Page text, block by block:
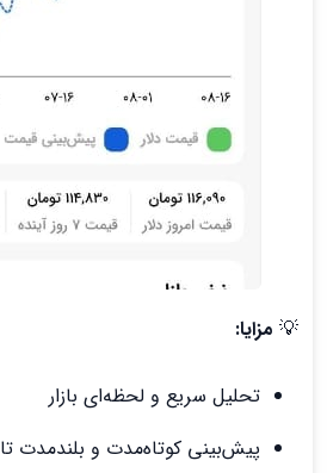
💡 مزایا:
تحلیل سریع و لحظه‌ای بازار
پیش‌بینی کوتاه‌مدت و بلندمدت تا ۳۰ روز آینده